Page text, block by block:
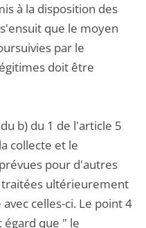
à la disposition des
que le moyen
par le
doit être
b) du 1 de l'article 5
collecte et le
pour d'autres
ultérieurement
celles-ci. Le point 4
égard que " le